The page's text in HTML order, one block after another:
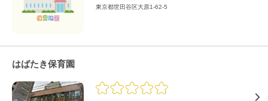
東京都世田谷区大原1-62-5
はばたき保育園